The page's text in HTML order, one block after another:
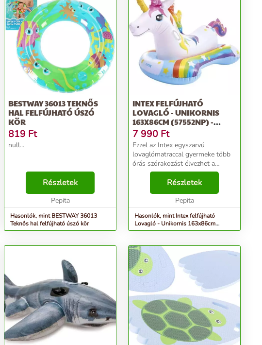
BESTWAY 36013 TEKNŐS
HAL FELFÚJHATÓ ÚSZÓ
KÖR
819 Ft
null...
Részletek
Pepita
Hasonlók, mint BESTWAY 36013
Teknős hal felfújható úszó kör
INTEX FELFÚJHATÓ
LOVAGLÓ - UNIKORNIS
163X86CM (57552NP) -
FEHÉR
7 990 Ft
Ezzel az Intex egyszarvú
lovaglómatraccal gyermeke több
órás szórakozást élvezhet a
vízben! Vinilből készült, felfújható
erős és tartós. A lovaglómatrac
nagy teherbírású kapaszkodókkal
és két légkamrá...
Részletek
Pepita
Hasonlók, mint Intex felfújható
Lovagló - Unikornis 163x86cm
(57552NP) - fehér